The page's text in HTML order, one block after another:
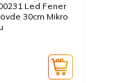
Led Fener
30cm Mikro